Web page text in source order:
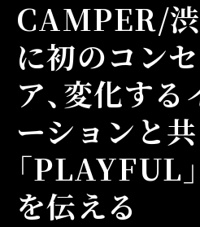
CAMPER/
に初のコン
ア、変化す
ーションと
「PLAYFUL
を伝える